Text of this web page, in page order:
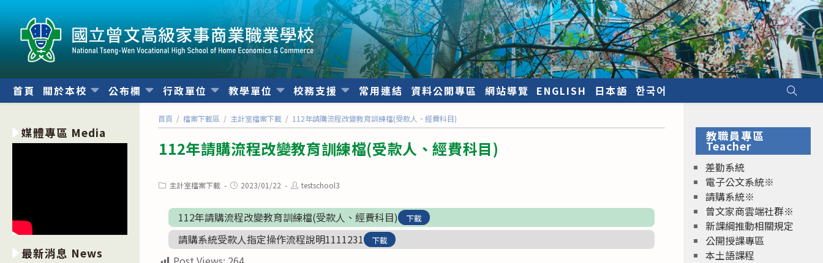
內
首頁 關於本校 公布欄 行政單位 教學單位 校務支援 常用連結 資料公開專區 網站導覽 ENGLISH 日本語 한국어
首頁 / 檔案下載區 / 主計室檔案下載 / 112年請購流程改變教育訓練檔(受款人、經費科目)
112年請購流程改變教育訓練檔(受款人、經費科目)
Post主計室檔案下載
Post2023/01/22
Posttestschool3
112年請購流程改變教育訓練檔(受款人、經費科目) 下載
請購系統受款人指定操作流程說明1111231 下載
媒體專區 Media
最新消息 News
教職員專區
Teacher
差勤系統
電子公文系統※
請購系統※
曾文家商雲端社群※
新課綱推動相關規定
公開授課專區
本土語課程